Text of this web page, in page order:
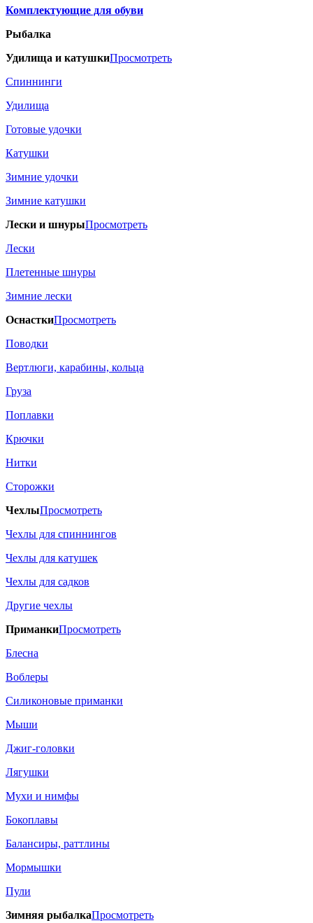
Комплектующие для обуви
Рыбалка
Удилища и катушкиПросмотреть
Спиннинги
Удилища
Готовые удочки
Катушки
Зимние удочки
Зимние катушки
Лески и шнурыПросмотреть
Лески
Плетенные шнуры
Зимние лески
ОснасткиПросмотреть
Поводки
Вертлюги, карабины, кольца
Груза
Поплавки
Крючки
Нитки
Сторожки
ЧехлыПросмотреть
Чехлы для спиннингов
Чехлы для катушек
Чехлы для садков
Другие чехлы
ПриманкиПросмотреть
Блесна
Воблеры
Силиконовые приманки
Мыши
Джиг-головки
Лягушки
Мухи и нимфы
Бокоплавы
Балансиры, раттлины
Мормышки
Пули
Зимняя рыбалкаПросмотреть